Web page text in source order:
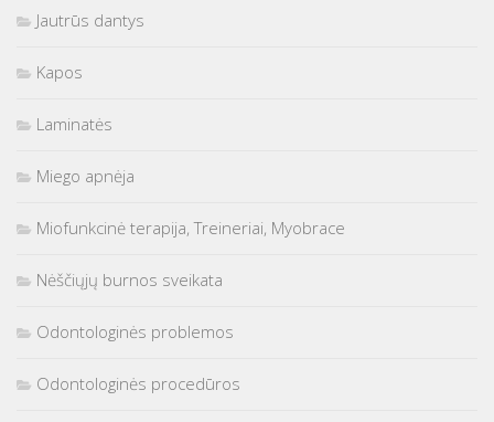
Jautrūs dantys
Kapos
Laminatės
Miego apnėja
Miofunkcinė terapija, Treineriai, Myobrace
Nėščiųjų burnos sveikata
Odontologinės problemos
Odontologinės procedūros